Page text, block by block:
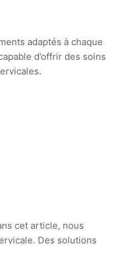
adaptés à chaque
d’offrir des soins
cet article, nous
Des solutions